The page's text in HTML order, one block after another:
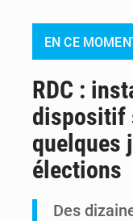
EN CE
RDC :
dispositif
quelques
élections
Des